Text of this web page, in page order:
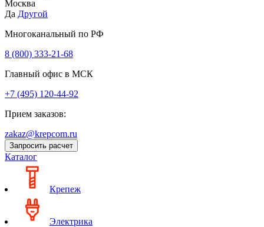
Москва
Да Другой
Многоканальный по РФ
8 (800) 333‑21-68
Главный офис в МСК
+7 (495) 120-44-92
Прием заказов:
zakaz@krepcom.ru
Запросить расчет
Каталог
Крепеж
Электрика